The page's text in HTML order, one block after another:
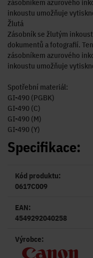
zásobníkem azurového
inkoustu umožňuje
Žlutá
Zásobník se žlutým
dokumentů a fotografií.
zásobníkem azurového
inkoustu umožňuje
Spotřební materiál:
GI-490 (PGBK)
GI-490 (C)
GI-490 (M)
GI-490 (Y)
Specifikace:
Kód produktu:
0617C009
EAN:
4549292040258
Výrobce: